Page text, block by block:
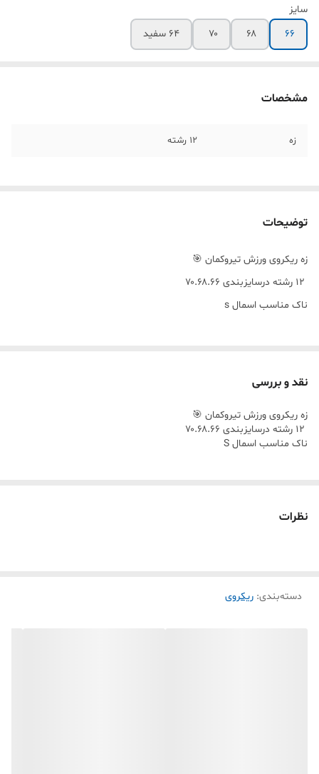
سایز
۶۶
۶۸ ۷۰ ۶۴ سفید
مشخصات
زه ۱۲ رشته
توضیحات
زه ریکروی ورزش تیروکمان 🎯
ناک مناسب اسمال s
نقد و بررسی
زه ریکروی ورزش تیروکمان 🎯
ناک مناسب اسمال S
نظرات
دسته‌بندی: ریکروی